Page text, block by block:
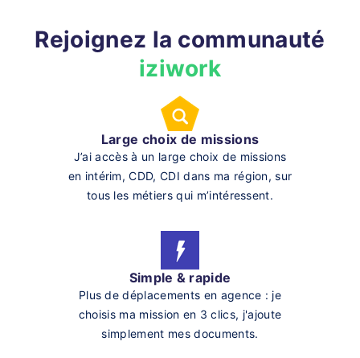
Rejoignez la communauté
iziwork
Large choix de missions
J’ai accès à un large choix de missions
en intérim, CDD, CDI dans ma région, sur
tous les métiers qui m’intéressent.
Simple & rapide
Plus de déplacements en agence : je
choisis ma mission en 3 clics, j'ajoute
simplement mes documents.